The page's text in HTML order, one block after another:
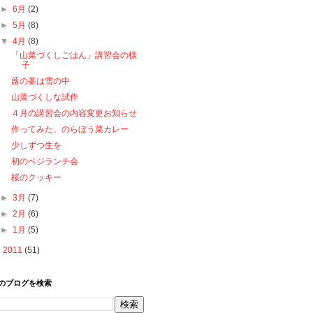
►6月(2)
►5月(8)
▼4月(8)
「山菜づくしごはん」講習会の様
子
蕗の薹は雪の中
山菜づくしな試作
４月の講習会の内容変更お知らせ
作ってみた、のらぼう菜カレー
少しずつ生を
初のベジランチ会
桜のクッキー
►3月(7)
►2月(6)
► 1月(5)
2011 (51)
ブログを検索